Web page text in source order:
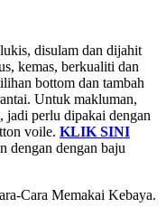
disulam dan dijahit
kemas, berkualiti dan
bottom dan tambah
Untuk makluman,
jadi perlu dipakai dengan
voile. KLIK SINI
dengan dengan baju
Cara Memakai Kebaya.